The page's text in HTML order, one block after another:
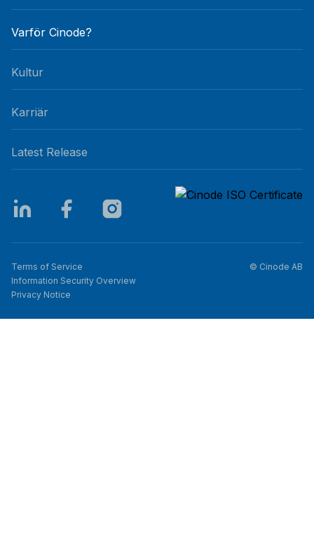
Varför Cinode?
Kultur
Karriär
Latest Release
© Cinode AB
Terms of Service
Information Security Overview
Privacy Notice